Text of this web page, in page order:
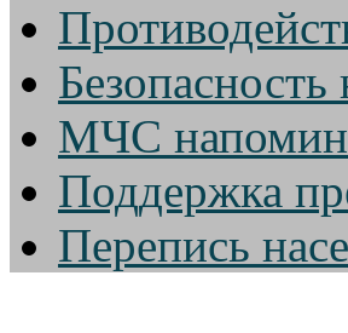
Безопасность
МЧС
Поддержка
Перепись